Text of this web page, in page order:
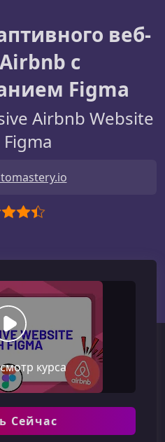
веб-
с
Figma
Airbnb Website
курса
Сейчас